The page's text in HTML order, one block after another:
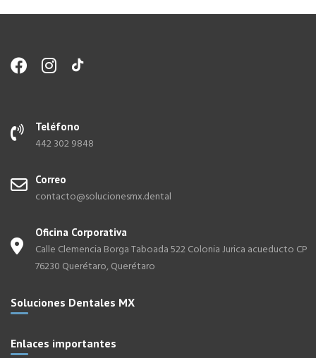
Teléfono
442 302 9848
Correo
contacto@solucionesmx.dental
Oficina Corporativa
Calle Clemencia Borga Taboada 522 Colonia Jurica acueducto CP
76230 Querétaro, Querétaro
Soluciones Dentales MX
Enlaces importantes